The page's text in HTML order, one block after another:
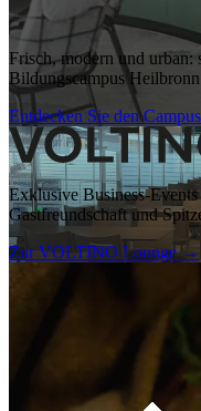
Frisch, modern und urban:
Bildungscampus
Entdecken Sie den
Exklusive Business-
Gastfreundschaft und
Zur VOLTINO Lounge →